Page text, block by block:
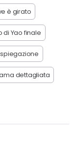
è girato
di Yao finale
dettagliata